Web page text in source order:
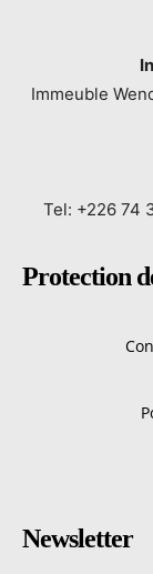
Immeuble
Tel: +226 74
Protection
Newsletter